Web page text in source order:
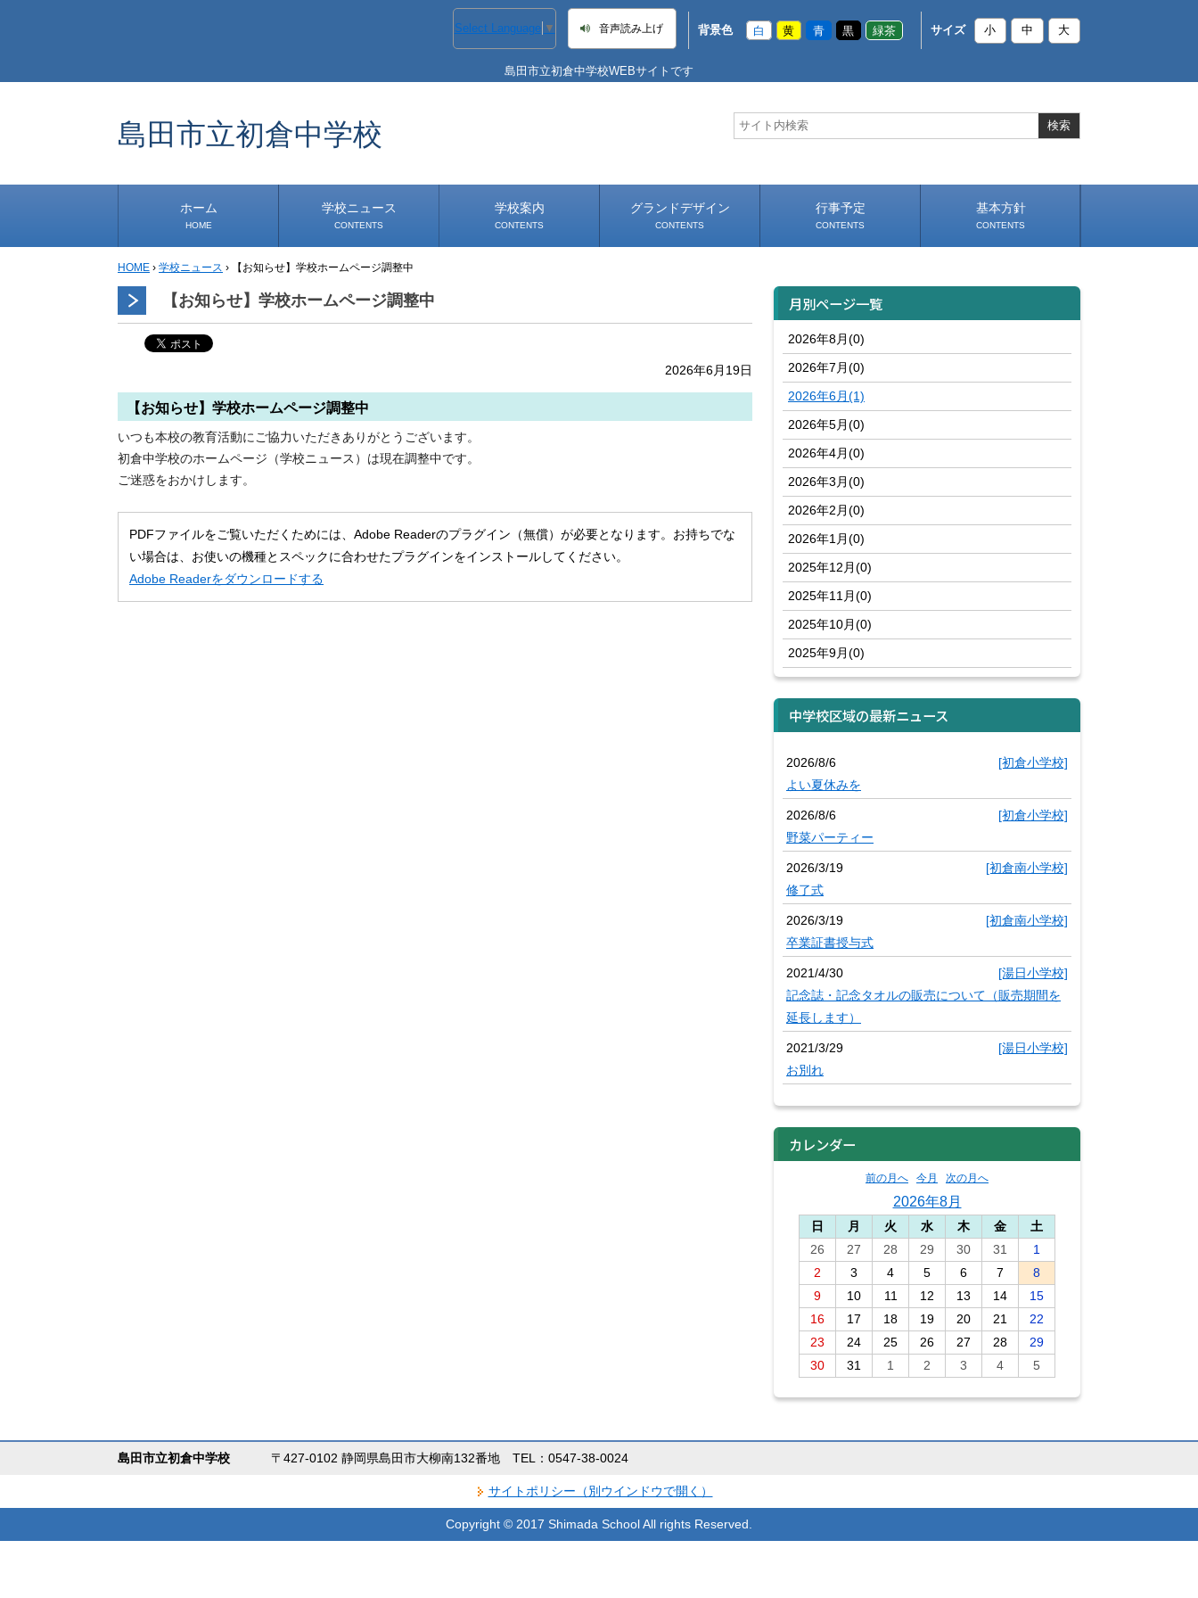
Select Language ▼ 音声読み上げ 背景色 白 黄 青 黒 緑茶 サイズ 小 中 大
島田市立初倉中学校WEBサイトです
島田市立初倉中学校
ホーム
HOME
学校ニュース
CONTENTS
学校から
安心・安全
1年生
2年生
3年生
事務・保健室から
児童会・部活から
研修
小中連携事業
その他
学校案内
CONTENTS
グランドデザイン
CONTENTS
行事予定
CONTENTS
基本方針
CONTENTS
HOME › 学校ニュース › 【お知らせ】学校ホームページ調整中
【お知らせ】学校ホームページ調整中
2026年6月19日
【お知らせ】学校ホームページ調整中
いつも本校の教育活動にご協力いただきありがとうございます。
初倉中学校のホームページ（学校ニュース）は現在調整中です。
ご迷惑をおかけします。
PDFファイルをご覧いただくためには、Adobe Readerのプラグイン（無償）が必要となります。お持ちでな
い場合は、お使いの機種とスペックに合わせたプラグインをインストールしてください。
Adobe Readerをダウンロードする
月別ページ一覧
2026年8月(0)
2026年7月(0)
2026年6月(1)
2026年5月(0)
2026年4月(0)
2026年3月(0)
2026年2月(0)
2026年1月(0)
2025年12月(0)
2025年11月(0)
2025年10月(0)
2025年9月(0)
中学校区域の最新ニュース
2026/8/6
[初倉小学校]
よい夏休みを
2026/8/6
[初倉小学校]
野菜パーティー
2026/3/19
[初倉南小学校]
修了式
2026/3/19
[初倉南小学校]
卒業証書授与式
2021/4/30
[湯日小学校]
記念誌・記念タオルの販売について（販売期間を
延長します）
2021/3/29
[湯日小学校]
お別れ
カレンダー
前の月へ 今月 次の月へ
2026年8月
日 月 火 水 木 金
土
26
27 28 29 30 31
1
2
3 4 5 6 7
8
9
10 11 12 13 14
15
16
17 18 19 20 21
22
23
24 25 26 27 28
29
30
31 1 2 3 4 5
島田市立初倉中学校 〒427-0102 静岡県島田市大柳南132番地 TEL：0547-38-0024
サイトポリシー（別ウインドウで開く）
Copyright © 2017 Shimada School All rights Reserved.